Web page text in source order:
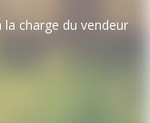
charge du vendeur